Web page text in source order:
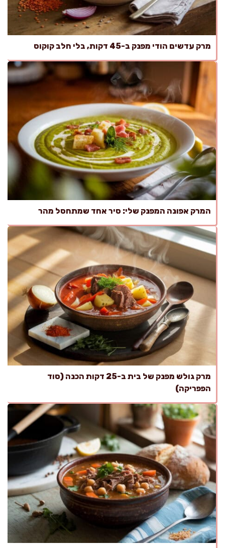
מרק עדשים הודי מפנק ב-45 דקות, בלי חלב קוקוס
המרק אפונה המפנק שלי: סיר אחד שמתחסל מהר
מרק גולש מפנק של בית ב-25 דקות הכנה (סוד
הפפריקה)